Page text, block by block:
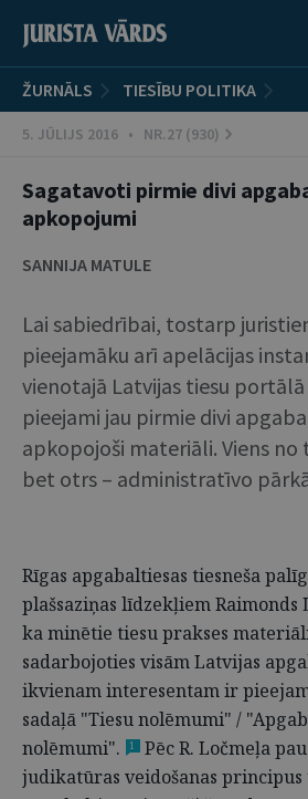
ŽURNĀLS TIESĪBU POLITIKA
5. JŪLIJS 2016 • NR.27 (930)
Sagatavoti pirmie divi
apkopojumi
SANNIJA MATULE
Lai sabiedrībai, tostarp
pieejamāku arī apelācijas
vienotajā Latvijas tiesu portālā
pieejami jau pirmie divi
apkopojoši materiāli. Viens
bet otrs – administratīvo
Rīgas apgabaltiesas tiesneša
plašsaziņas līdzekļiem
ka minētie tiesu prakses
sadarbojoties visām Latvijas
ikvienam interesentam ir
sadaļā "Tiesu nolēmumi" /
nolēmumi".
1
Pēc R. Ločmeļa
judikatūras veidošanas